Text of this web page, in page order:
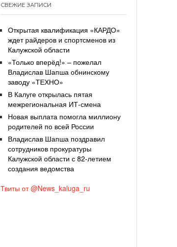
СВЕЖИЕ ЗАПИСИ
Открытая квалификация «КАРДО»
ждет райдеров и спортсменов из
Калужской области
«Только вперёд!» – пожелал
Владислав Шапша обнинскому
заводу «ТЕХНО»
В Калуге открылась пятая
межрегиональная ИТ-смена
Новая выплата помогла миллиону
родителей по всей России
Владислав Шапша поздравил
сотрудников прокуратуры
Калужской области с 82-летием
создания ведомства
Твиты от @News_kaluga_ru